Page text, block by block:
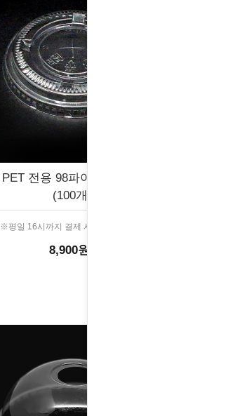
PET 전용 98파이 평면리드
(100개)
※평일 16시까지 결제 시 당일 출고※
8,900원